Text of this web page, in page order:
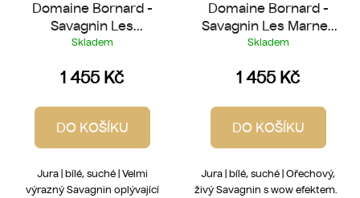
Domaine Bornard -
Savagnin Les
Chassagnes 2018
Skladem
1 455 Kč
DO KOŠÍKU
Jura | bílé, suché | Velmi
výrazný Savagnin oplývající
Domaine Bornard -
Savagnin Les Marnes
2018
Skladem
1 455 Kč
DO KOŠÍKU
Jura | bílé, suché | Ořechový,
živý Savagnin s wow efektem.